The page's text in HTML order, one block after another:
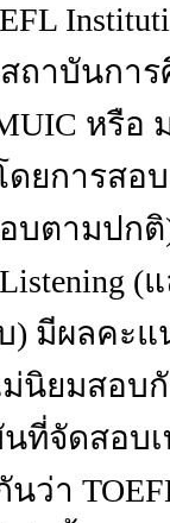
ถาบันกา
หรือ
ยการสอ
ตามปกติ
) มีผลคะ
ม่นิยมสอ
ที่จัดสอบ
ว่า